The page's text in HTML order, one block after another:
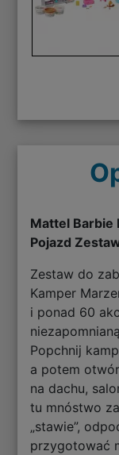
Mattel Barbie
Pojazd
Zestaw do
Kamper
i ponad 60
Popchnij
a potem
na dachu,
tu mnóstwo
„stawie”,
przygotować